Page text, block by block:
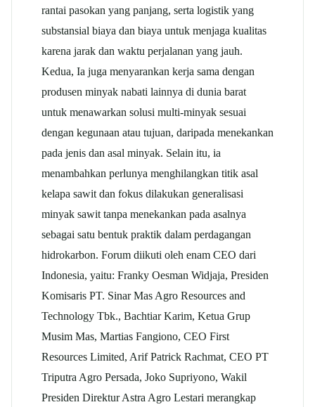
rantai pasokan yang panjang, serta logistik yang
substansial biaya dan biaya untuk menjaga kualitas
karena jarak dan waktu perjalanan yang jauh.
Kedua, Ia juga menyarankan kerja sama dengan
produsen minyak nabati lainnya di dunia barat
untuk menawarkan solusi multi-minyak sesuai
dengan kegunaan atau tujuan, daripada menekankan
pada jenis dan asal minyak. Selain itu, ia
menambahkan perlunya menghilangkan titik asal
kelapa sawit dan fokus dilakukan generalisasi
minyak sawit tanpa menekankan pada asalnya
sebagai satu bentuk praktik dalam perdagangan
hidrokarbon. Forum diikuti oleh enam CEO dari
Indonesia, yaitu: Franky Oesman Widjaja, Presiden
Komisaris PT. Sinar Mas Agro Resources and
Technology Tbk., Bachtiar Karim, Ketua Grup
Musim Mas, Martias Fangiono, CEO First
Resources Limited, Arif Patrick Rachmat, CEO PT
Triputra Agro Persada, Joko Supriyono, Wakil
Presiden Direktur Astra Agro Lestari merangkap